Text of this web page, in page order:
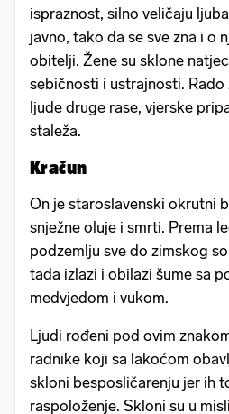
ispraznost, silno veličaju
javno, tako da se sve zna i o
obitelji. Žene su sklone
sebičnosti i ustrajnosti. Rado
ljude druge rase, vjerske
staleža.
Kračun
On je staroslavenski okrutni
snježne oluje i smrti. Prema
podzemlju sve do zimskog
tada izlazi i obilazi šume sa
medvjedom i vukom.
Ljudi rođeni pod ovim
radnike koji sa lakoćom
skloni besposličarenju jer ih
raspoloženje. Skloni su u